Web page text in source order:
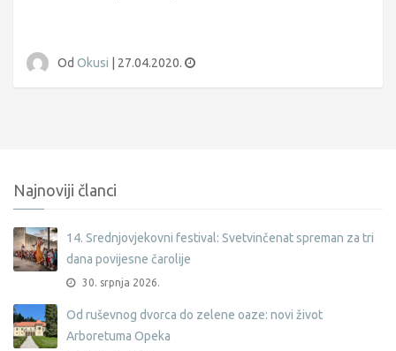
Od Okusi | 27.04.2020.
Najnoviji članci
14. Srednjovjekovni festival: Svetvinčenat spreman za tri
dana povijesne čarolije
30. srpnja 2026.
Od ruševnog dvorca do zelene oaze: novi život
Arboretuma Opeka